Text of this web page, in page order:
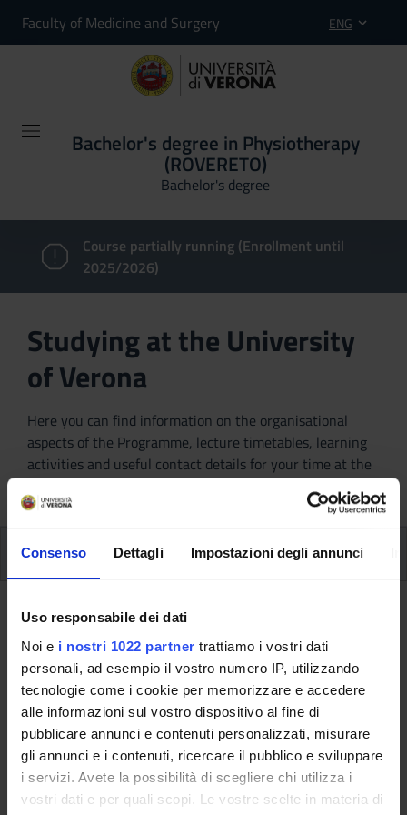
Consenso Dettagli Impostazioni degli annunci
Uso responsabile dei dati
Noi e i nostri 1022 partner trattiamo i vostri dati
personali, ad esempio il vostro numero IP, utilizzando
tecnologie come i cookie per memorizzare e accedere
alle informazioni sul vostro dispositivo al fine di
pubblicare annunci e contenuti personalizzati, misurare
gli annunci e i contenuti, ricercare il pubblico e sviluppare
i servizi. Avete la possibilità di scegliere chi utilizza i
vostri dati e per quali scopi. Le vostre scelte in materia di
Faculty of Medicine and Surgery ENG
Bachelor's degree in Physiotherapy
(ROVERETO)
Bachelor's degree
Course partially running (Enrollment until
2025/2026)
Studying at the University
of Verona
Here you can find information on the organisational
aspects of the Programme, lecture timetables, learning
activities and useful contact details for your time at the
University, from enrolment to graduation.
Modules
Back to the study plan
Multidisciplinary seminaries (It
will be activated in the
A.Y. 2025/2026)
Teaching code
4S007391
Credits
3